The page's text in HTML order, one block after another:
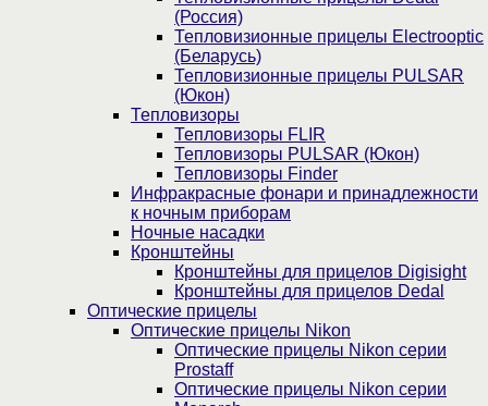
(Россия)
Тепловизионные прицелы Electrooptic
(Беларусь)
Тепловизионные прицелы PULSAR
(Юкон)
Тепловизоры
Тепловизоры FLIR
Тепловизоры PULSAR (Юкон)
Тепловизоры Finder
Инфракрасные фонари и принадлежности
к ночным приборам
Ночные насадки
Кронштейны
Кронштейны для прицелов Digisight
Кронштейны для прицелов Dedal
Оптические прицелы
Оптические прицелы Nikon
Оптические прицелы Nikon серии
Prostaff
Оптические прицелы Nikon серии